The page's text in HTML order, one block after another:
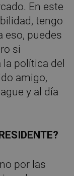
En este
tengo
eso, puedes
si
política del
amigo,
y al día
por las